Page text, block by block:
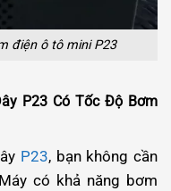
điện ô tô mini P23
P23 Có Tốc Độ Bơm
P23, bạn không cần
có khả năng bơm